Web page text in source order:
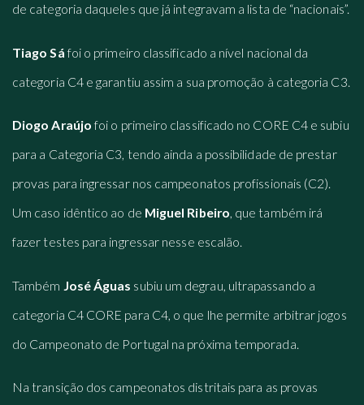
de categoria daqueles que já integravam a lista de “nacionais”.
Tiago Sá foi o primeiro classificado a nível nacional da
categoria C4 e garantiu assim a sua promoção à categoria C3.
Diogo Araújo foi o primeiro classificado no CORE C4 e subiu
para a Categoria C3, tendo ainda a possibilidade de prestar
provas para ingressar nos campeonatos profissionais (C2).
Um caso idêntico ao de Miguel Ribeiro, que também irá
fazer testes para ingressar nesse escalão.
Também José Águas subiu um degrau, ultrapassando a
categoria C4 CORE para C4, o que lhe permite arbitrar jogos
do Campeonato de Portugal na próxima temporada.
Na transição dos campeonatos distritais para as provas